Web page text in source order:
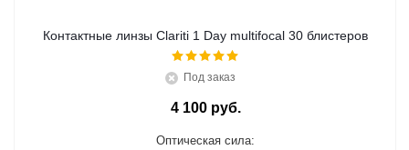
Контактные линзы Clariti 1 Day multifocal 30 блистеров
Под заказ
4 100 руб.
Оптическая сила: